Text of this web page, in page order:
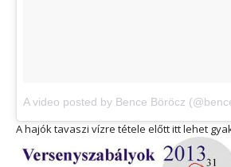
A video posted by Bence Böröcz
A hajók tavaszi vízre tétele előtt itt lehet